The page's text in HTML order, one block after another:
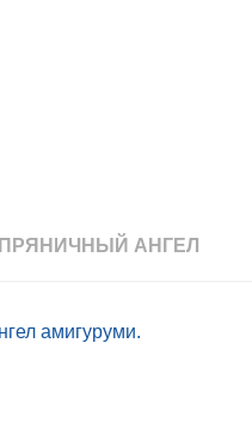
ПРЯНИЧНЫЙ АНГЕЛ